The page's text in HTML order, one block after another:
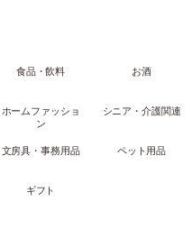
食品・飲料 お酒
ホームファッショ
ン
シニア・介護関連
文房具・事務用品 ペット用品
ギフト